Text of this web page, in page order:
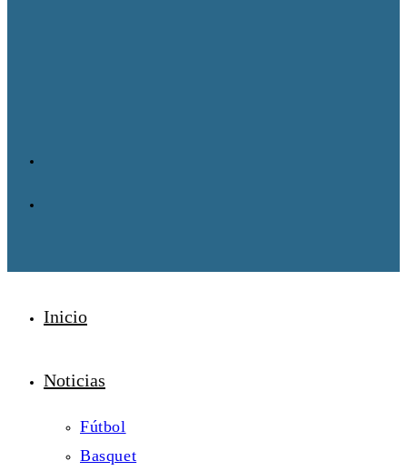
Inicio
Noticias
Fútbol
Basquet